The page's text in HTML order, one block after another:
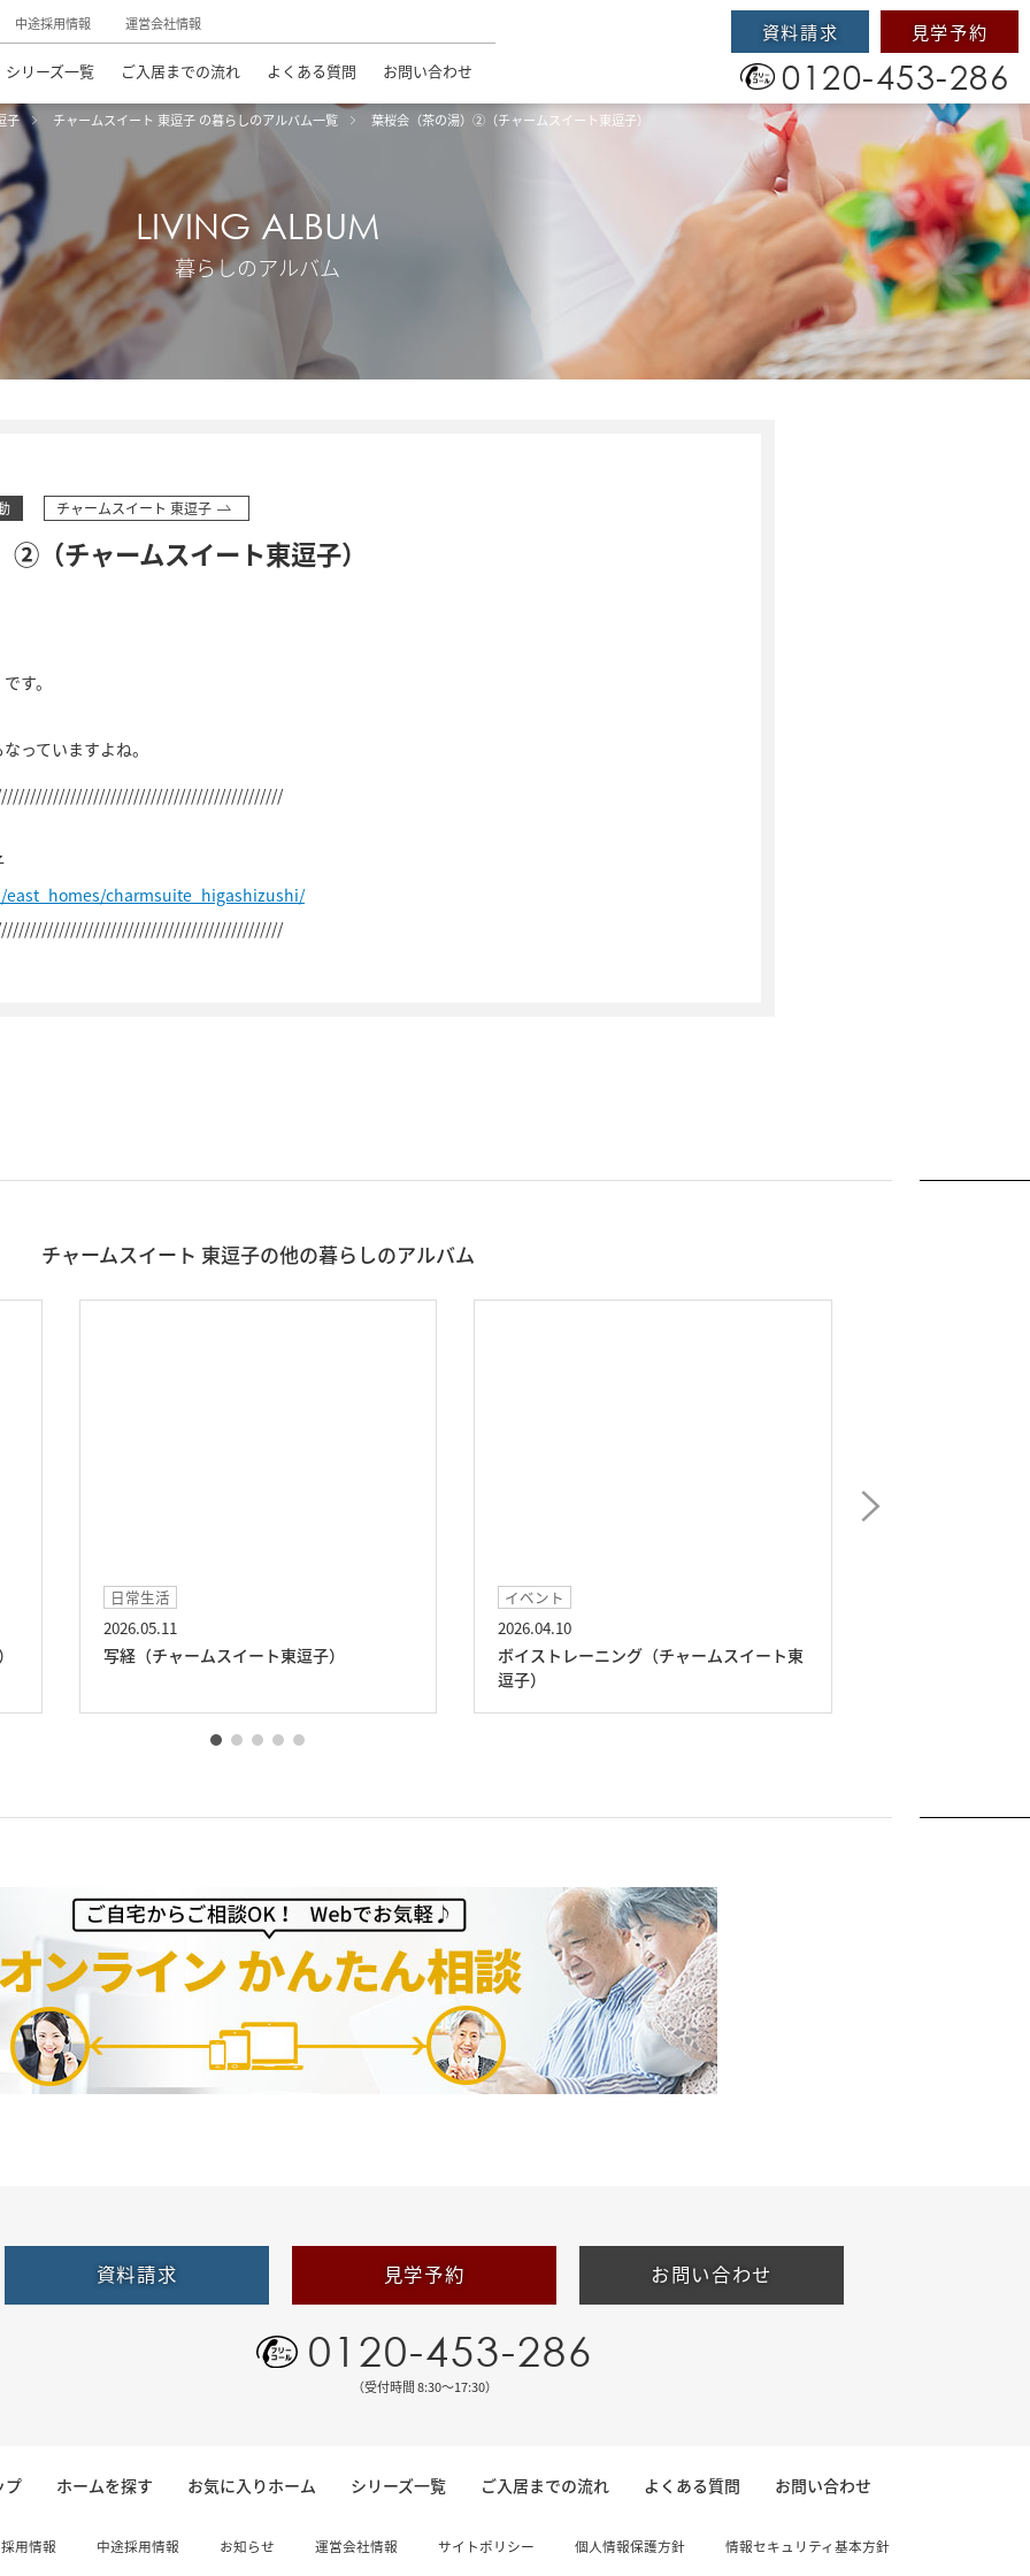
中途採用情報 運営会社情報
シリーズ一覧 ご入居までの流れ よくある質問 お問い合わせ
資料請求 見学予約
0120-453-286
子 チャームスイート 東逗子 の暮らしのアルバム一覧 葉桜会（茶の湯）②（チャームスイート東逗子）
LIVING ALBUM
暮らしのアルバム
チャームスイート 東逗子
②（チャームスイート東逗子）
す。
っていますよね。
charmsuite_higashizushi/
チャームスイート 東逗子の他の暮らしのアルバム
日常生活
2026.05.11
写経（チャームスイート東逗子）
イベント
2026.04.10
ボイストレーニング（チャームスイート東
逗子）
資料請求 見学予約 お問い合わせ
0120-453-286
（受付時間 8:30〜17:30）
プ ホームを探す お気に入りホーム シリーズ一覧 ご入居までの流れ よくある質問 お問い合わせ
用情報 中途採用情報 お知らせ 運営会社情報 サイトポリシー 個人情報保護方針 情報セキュリティ基本方針